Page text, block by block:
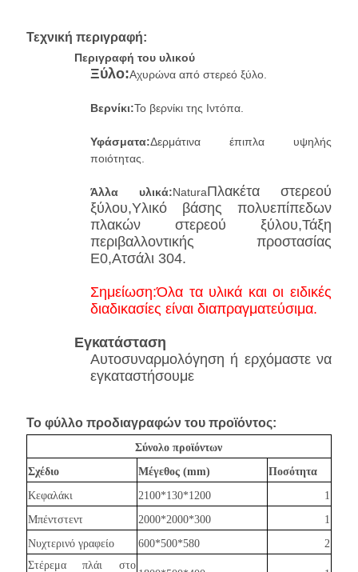
Τεχνική περιγραφή:
Περιγραφή του υλικού
Ξύλο:Αχυρώνα από στερεό ξύλο.
Βερνίκι:Το βερνίκι της Ιντόπα.
Υφάσματα:Δερμάτινα έπιπλα υψηλής
ποιότητας.
Άλλα υλικά:NaturaΠλακέτα στερεού
ξύλου,Υλικό βάσης πολυεπίπεδων
πλακών στερεού ξύλου,Τάξη
περιβαλλοντικής προστασίας
E0,Ατσάλι 304.
Σημείωση:Όλα τα υλικά και οι ειδικές
διαδικασίες είναι διαπραγματεύσιμα.
Εγκατάσταση
Αυτοσυναρμολόγηση ή ερχόμαστε να
εγκαταστήσουμε
Το φύλλο προδιαγραφών του προϊόντος:
Σύνολο προϊόντων
Σχέδιο
Μέγεθος (mm)
Ποσότητα
Κεφαλάκι
2100*130*1200
1
Μπέντστεντ
2000*2000*300
1
Νυχτερινό γραφείο
600*500*580
2
Στέρεμα πλάι στο